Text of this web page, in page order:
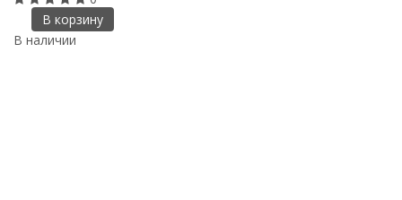
В корзину
В наличии